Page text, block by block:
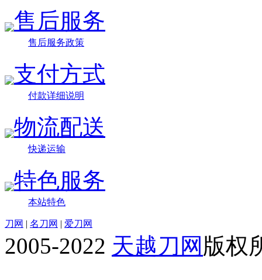
售后服务
售后服务政策
支付方式
付款详细说明
物流配送
快递运输
特色服务
本站特色
刀网 | 名刀网 | 爱刀网
2005-2022 天越刀网 版权